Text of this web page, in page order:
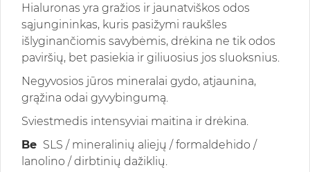
Hialuronas yra gražios ir jaunatviškos odos
sąjungininkas, kuris pasižymi raukšles
išlyginančiomis savybėmis, drėkina ne tik odos
paviršių, bet pasiekia ir giliuosius jos sluoksnius.
Negyvosios jūros mineralai gydo, atjaunina,
grąžina odai gyvybingumą.
Sviestmedis intensyviai maitina ir drėkina.
Be SLS / mineralinių aliejų / formaldehido /
lanolino / dirbtinių dažiklių.